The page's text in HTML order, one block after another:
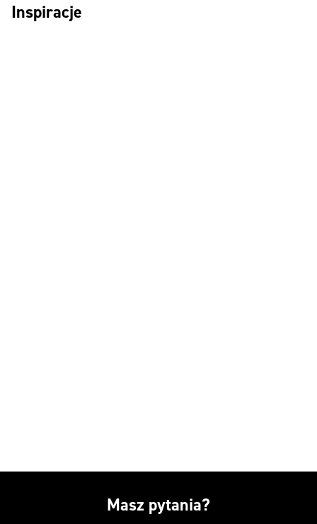
Inspiracje
Masz pytania?